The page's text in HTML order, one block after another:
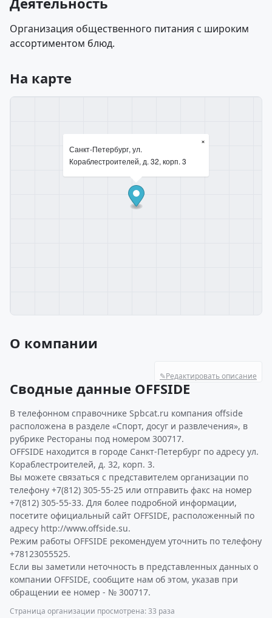
Организация общественного питания с широким
ассортиментом блюд.
На карте
Санкт-Петербург, ул.
Кораблестроителей, д. 32, корп. 3
×
О компании
✎Редактировать описание
Сводные данные OFFSIDE
В телефонном справочнике Spbcat.ru компания offside
расположена в разделе «Спорт, досуг и развлечения», в
рубрике Рестораны под номером 300717.
OFFSIDE находится в городе Санкт-Петербург по адресу ул.
Кораблестроителей, д. 32, корп. 3.
Вы можете связаться с представителем организации по
телефону +7(812) 305-55-25 или отправить факс на номер
+7(812) 305-55-33. Для более подробной информации,
посетите официальный сайт OFFSIDE, расположенный по
адресу http://www.offside.su.
Режим работы OFFSIDE рекомендуем уточнить по телефону
+78123055525.
Если вы заметили неточность в представленных данных о
компании OFFSIDE, сообщите нам об этом, указав при
обращении ее номер - № 300717.
Страница организации просмотрена: 33 раза